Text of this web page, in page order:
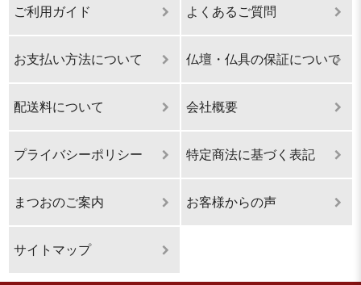
ご利用ガイド よくあるご質問
お支払い方法について 仏壇・仏具の保証について
配送料について 会社概要
プライバシーポリシー 特定商法に基づく表記
まつおのご案内 お客様からの声
サイトマップ